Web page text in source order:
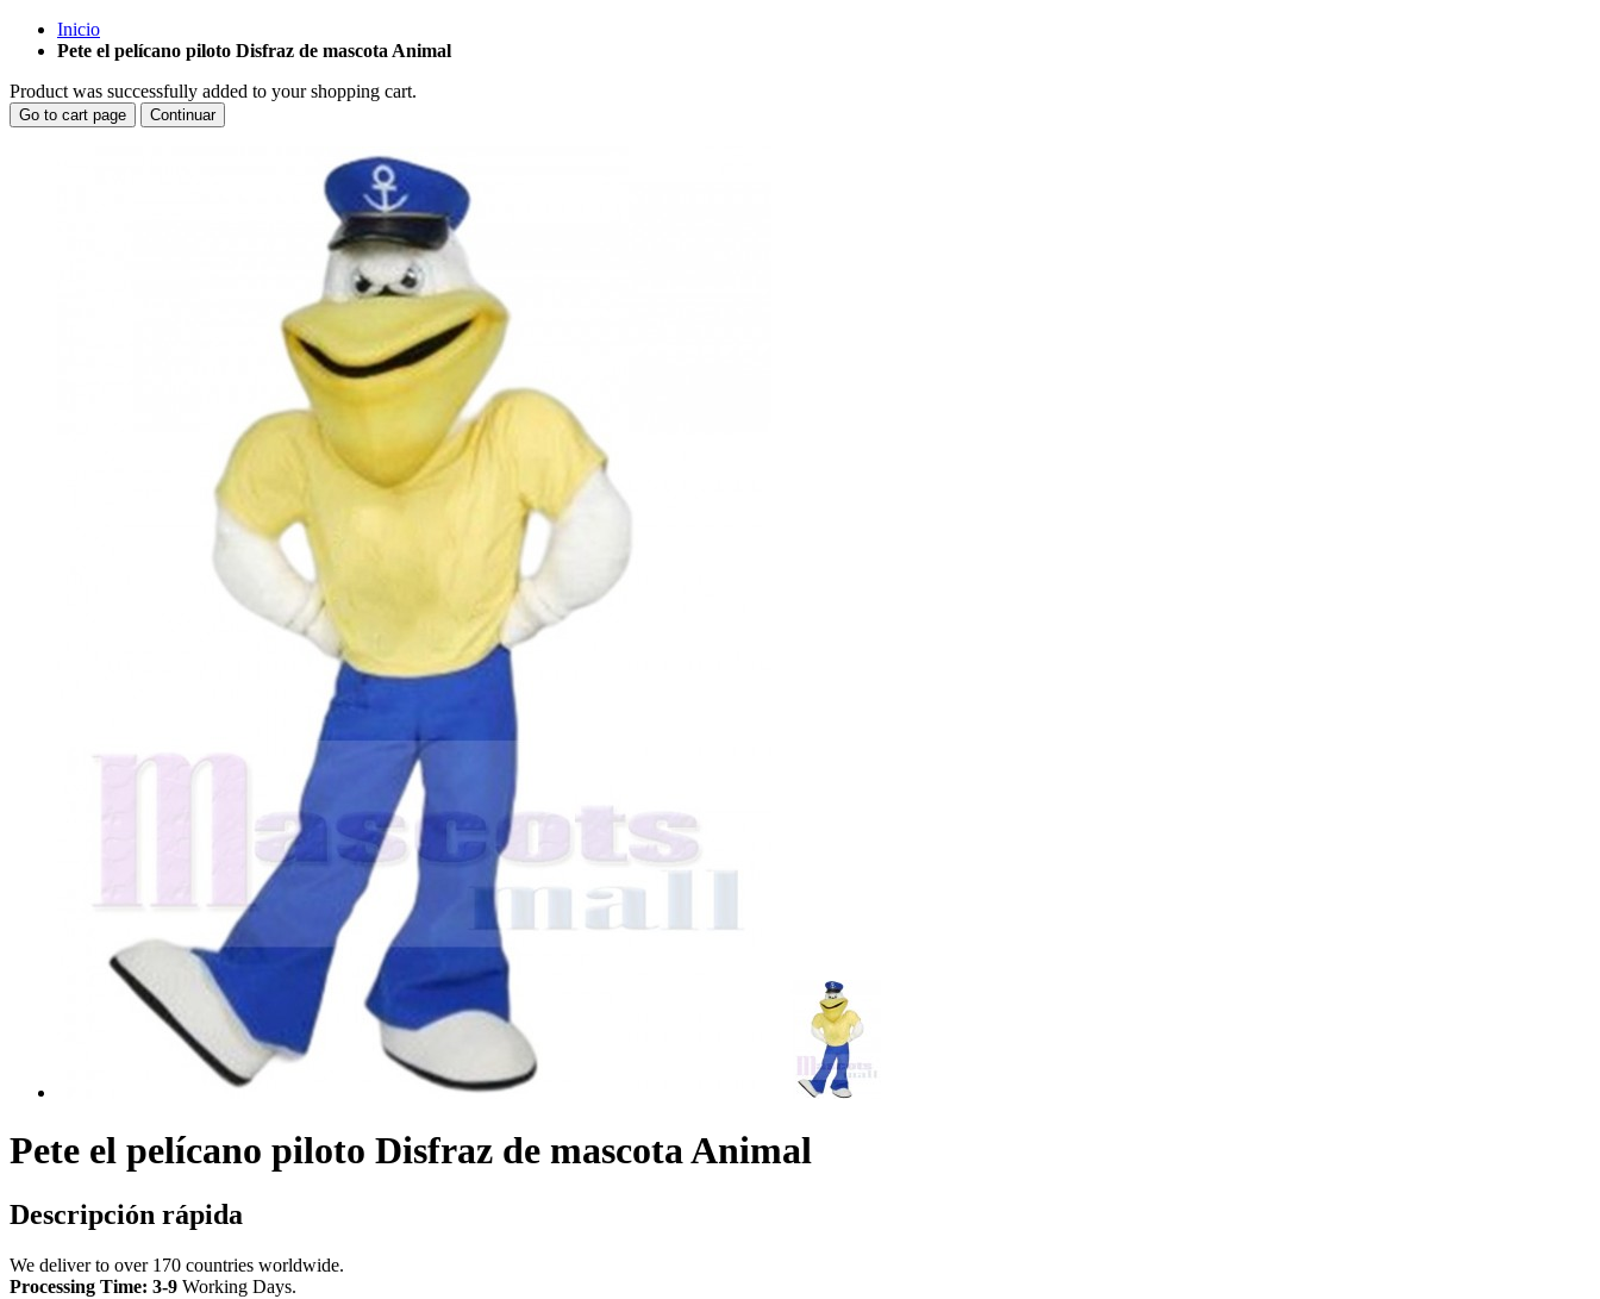
Inicio
Pete el pelícano piloto Disfraz de mascota Animal
Product was successfully added to your shopping cart.
Go to cart page Continuar
Pete el pelícano piloto Disfraz de mascota Animal
Descripción rápida
We deliver to over 170 countries worldwide.
Processing Time: 3-9 Working Days.